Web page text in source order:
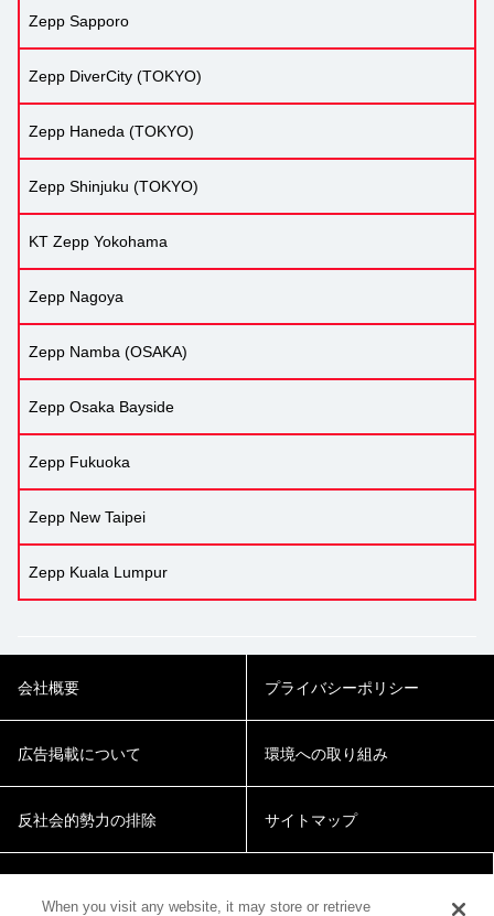
Zepp Sapporo
Zepp DiverCity (TOKYO)
Zepp Haneda (TOKYO)
Zepp Shinjuku (TOKYO)
KT Zepp Yokohama
Zepp Nagoya
Zepp Namba (OSAKA)
Zepp Osaka Bayside
Zepp Fukuoka
Zepp New Taipei
Zepp Kuala Lumpur
会社概要 プライバシーポリシー
広告掲載について 環境への取り組み
反社会的勢力の排除 サイトマップ
When you visit any website, it may store or retrieve